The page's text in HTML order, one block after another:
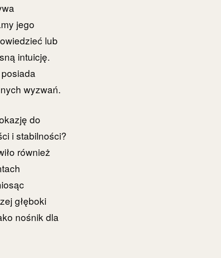
jego
lub
intuicję.
wyzwań.
do
i stabilności?
również
głęboki
nośnik dla